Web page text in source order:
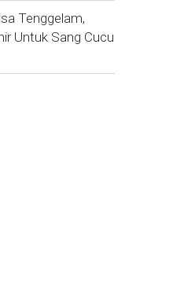
Tenggelam,
Untuk Sang Cucu